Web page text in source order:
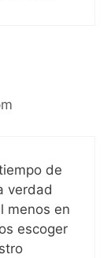
de
verdad
menos en
escoger